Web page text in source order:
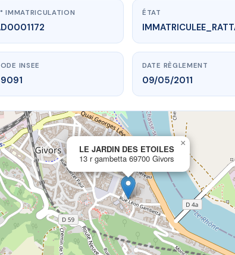
AD0001172
DES ETOILES
69700 Givors
IMMATRICULATION ÉTAT
INSEE DATE RÈGLEMENT
09/05/2011
LE JARDIN DES ETOILES
13 r gambetta 69700 Givors
×